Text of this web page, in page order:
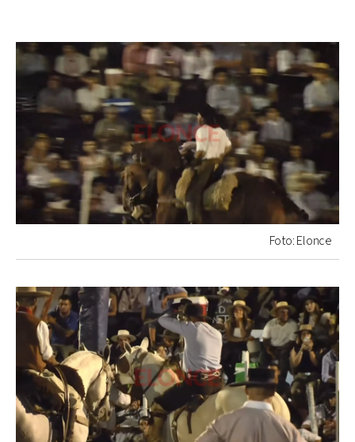
Foto: Elonce